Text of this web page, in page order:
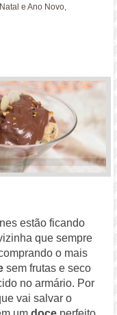
Natal e Ano Novo,
estão ficando
que sempre
o mais
sem frutas e seco
no armário. Por
vai salvar o